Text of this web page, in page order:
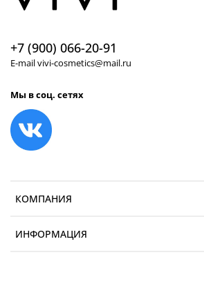
КОМПАНИЯ
ИНФОРМАЦИЯ
+7 (900) 066-20-91
E-mail vivi-cosmetics@mail.ru
Мы в соц. сетях